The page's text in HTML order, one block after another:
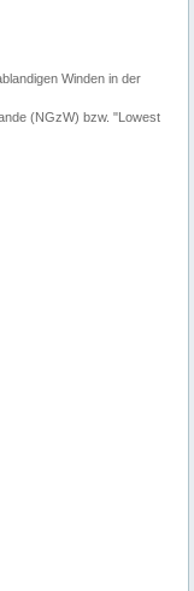
Winden in der
(NGzW) bzw. "Lowest